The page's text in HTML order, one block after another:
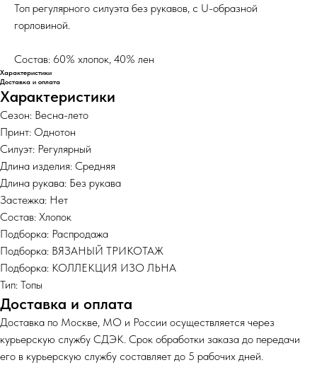
Топ регулярного силуэта без рукавов, с U-образной
горловиной.
Состав: 60% хлопок, 40% лен
Характеристики
Доставка и оплата
Характеристики
Сезон: Весна-лето
Принт: Однотон
Силуэт: Регулярный
Длина изделия: Средняя
Длина рукава: Без рукава
Застежка: Нет
Состав: Хлопок
Подборка: Распродажа
Подборка: ВЯЗАНЫЙ ТРИКОТАЖ
Подборка: КОЛЛЕКЦИЯ ИЗО ЛЬНА
Тип: Топы
Доставка и оплата
Доставка по Москве, МО и России осуществляется через
курьерскую службу СДЭК. Срок обработки заказа до передачи
его в курьерскую службу составляет до 5 рабочих дней.